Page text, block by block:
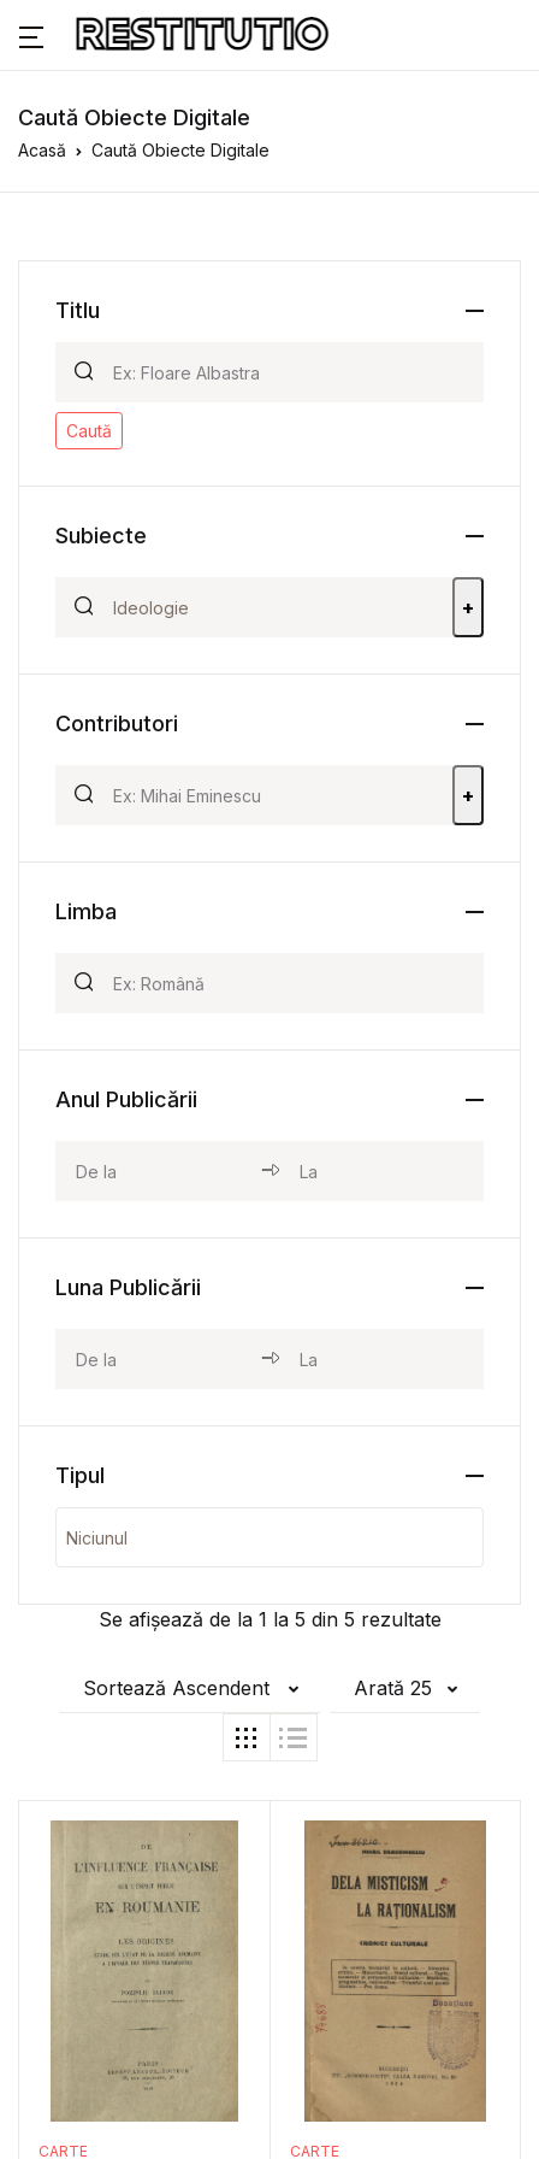
Caută Obiecte Digitale
Acasă Caută Obiecte Digitale
Se afișează de la 1 la 5 din 5 rezultate
Sortează Ascendent Arată 25
CARTE CARTE
Titlu
Caută
Subiecte
+
Contributori
+
Limba
Anul Publicării
Luna Publicării
Tipul